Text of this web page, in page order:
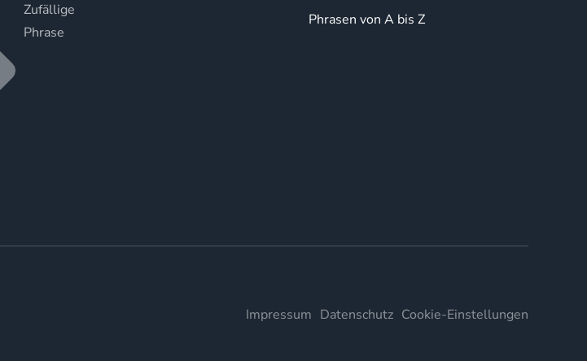
Zufällige
Phrase
Phrasen von A bis Z
Impressum Datenschutz Cookie-Einstellungen